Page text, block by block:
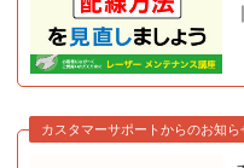
カスタマーサポートからのお知ら